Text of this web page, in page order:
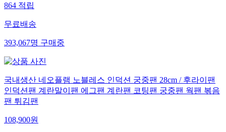
864적립
무료배송
393,067명구매중
국내생산 네오플램 노블레스 인덕션 궁중팬 28cm / 후라이팬
인덕션팬 계란말이팬 에그팬 계란팬 코팅팬 궁중팬 웍팬 볶음
팬 튀김팬
108,900원